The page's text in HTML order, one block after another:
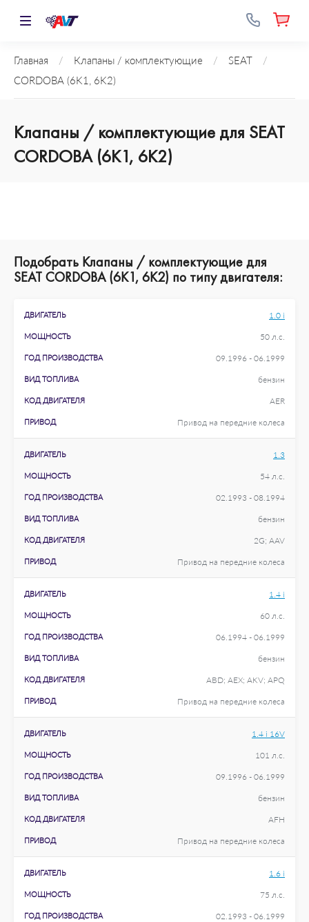
Главная / Клапаны / комплектующие / SEAT
/
CORDOBA (6K1, 6K2)
Клапаны / комплектующие для SEAT
CORDOBA (6K1, 6K2)
Подобрать Клапаны / комплектующие для
SEAT CORDOBA (6K1, 6K2) по типу двигателя:
ДВИГАТЕЛЬ 1.0 i
МОЩНОСТЬ 50 л.с.
ГОД ПРОИЗВОДСТВА 09.1996 - 06.1999
ВИД ТОПЛИВА бензин
КОД ДВИГАТЕЛЯ AER
ПРИВОД Привод на передние колеса
ДВИГАТЕЛЬ 1.3
МОЩНОСТЬ 54 л.с.
ГОД ПРОИЗВОДСТВА 02.1993 - 08.1994
ВИД ТОПЛИВА бензин
КОД ДВИГАТЕЛЯ 2G; AAV
ПРИВОД Привод на передние колеса
ДВИГАТЕЛЬ 1.4 i
МОЩНОСТЬ 60 л.с.
ГОД ПРОИЗВОДСТВА 06.1994 - 06.1999
ВИД ТОПЛИВА бензин
КОД ДВИГАТЕЛЯ ABD; AEX; AKV; APQ
ПРИВОД Привод на передние колеса
ДВИГАТЕЛЬ 1.4 i 16V
МОЩНОСТЬ 101 л.с.
ГОД ПРОИЗВОДСТВА 09.1996 - 06.1999
ВИД ТОПЛИВА бензин
КОД ДВИГАТЕЛЯ AFH
ПРИВОД Привод на передние колеса
ДВИГАТЕЛЬ 1.6 i
МОЩНОСТЬ 75 л.с.
ГОД ПРОИЗВОДСТВА 02.1993 - 06.1999